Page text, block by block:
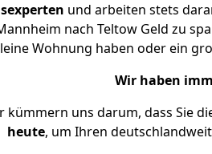
und arbeiten stets
nach Teltow Geld zu
Wohnung haben oder ein
Wir haben
kümmern uns darum, dass Sie
heute, um Ihren